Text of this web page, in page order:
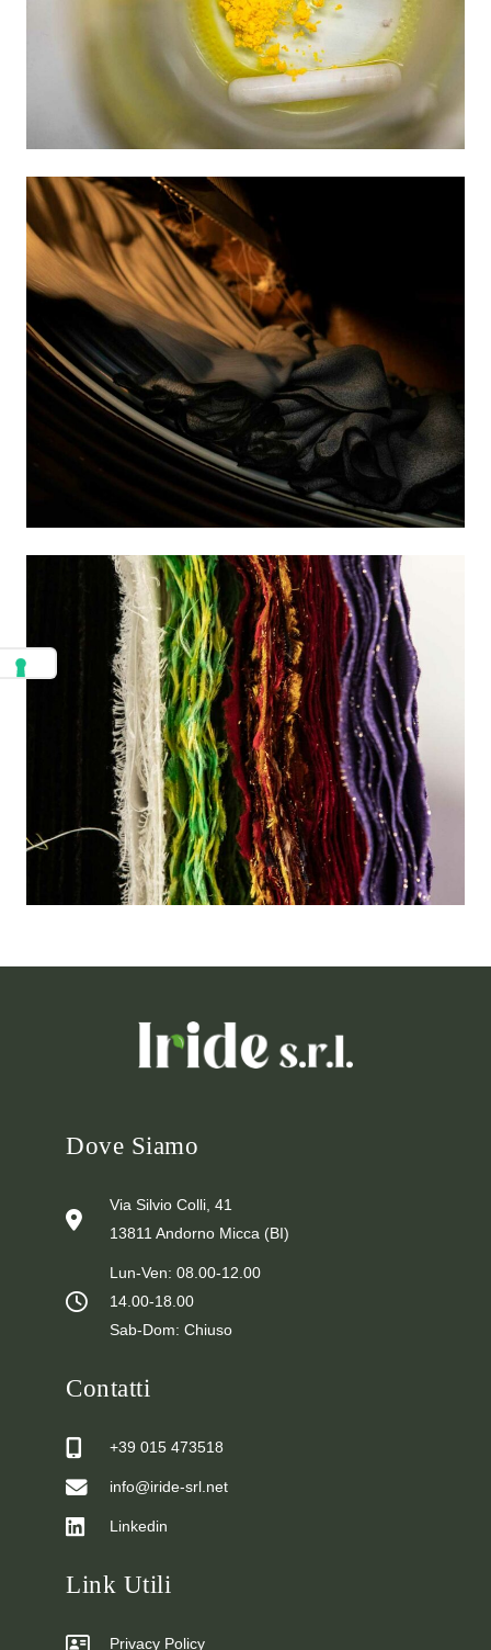
Dove Siamo
Via Silvio Colli, 41
13811 Andorno Micca (BI)
Lun-Ven: 08.00-12.00
14.00-18.00
Sab-Dom: Chiuso
Contatti
+39 015 473518
info@iride-srl.net
Linkedin
Link Utili
Privacy Policy